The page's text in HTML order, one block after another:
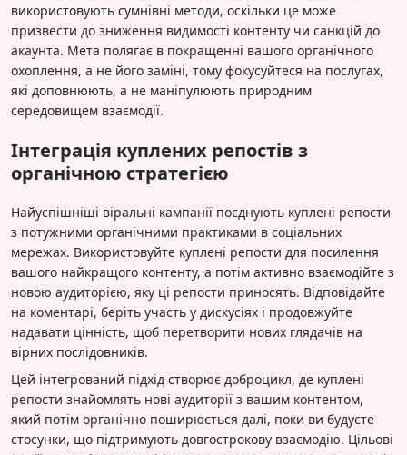
використовують сумнівні методи, оскільки це може
призвести до зниження видимості контенту чи санкцій до
акаунта. Мета полягає в покращенні вашого органічного
охоплення, а не його заміні, тому фокусуйтеся на послугах,
які доповнюють, а не маніпулюють природним
середовищем взаємодії.
Інтеграція куплених репостів з
органічною стратегією
Найуспішніші віральні кампанії поєднують куплені репости
з потужними органічними практиками в соціальних
мережах. Використовуйте куплені репости для посилення
вашого найкращого контенту, а потім активно взаємодійте з
новою аудиторією, яку ці репости приносять. Відповідайте
на коментарі, беріть участь у дискусіях і продовжуйте
надавати цінність, щоб перетворити нових глядачів на
вірних послідовників.
Цей інтегрований підхід створює доброцикл, де куплені
репости знайомлять нові аудиторії з вашим контентом,
який потім органічно поширюється далі, поки ви будуєте
стосунки, що підтримують довгострокову взаємодію. Цільові